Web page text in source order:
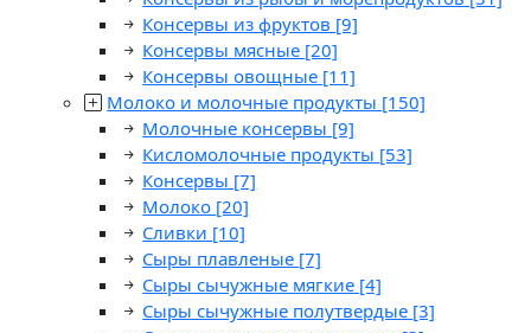
Консервы из фруктов [9]
Консервы мясные [20]
Консервы овощные [11]
Молоко и молочные продукты [150]
Молочные консервы [9]
Кисломолочные продукты [53]
Консервы [7]
Молоко [20]
Сливки [10]
Сыры плавленые [7]
Сыры сычужные мягкие [4]
Сыры сычужные полутвердые [3]